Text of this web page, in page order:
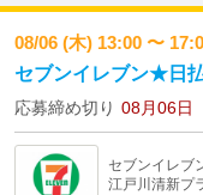
08/06 (木) 13:00 〜
セブンイレブン★日
応募締め切り 08月06日
セブンイレブ
江戸川清新プ